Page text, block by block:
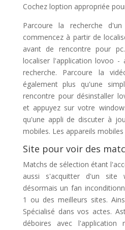
Cochez loption appropriée
Parcoure la recherche
commencez à partir de
avant de rencontre pour
localiser l'application lovoo -
recherche. Parcoure la
également plus qu'une
rencontre pour désinstaller
et appuyez sur votre
qu'une appli de discuter à
mobiles. Les appareils
Site pour voir des
Matchs de sélection étant
aussi s'acquitter d'un site
désormais un fan
1 ou des meilleurs sites.
Spécialisé dans vos actes.
déboires avec